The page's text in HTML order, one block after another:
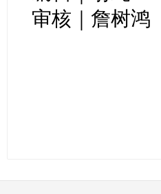
审核｜詹树鸿